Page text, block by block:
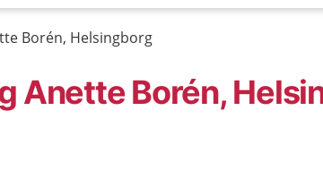
Borén, Helsingborg
Anette Borén,